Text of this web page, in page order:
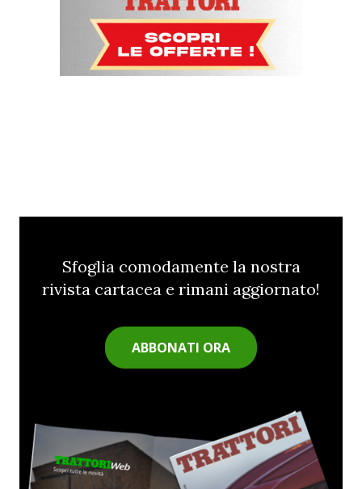
Sfoglia comodamente la nostra
rivista cartacea e rimani aggiornato!
ABBONATI ORA